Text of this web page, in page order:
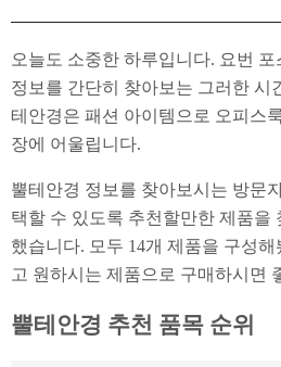
오늘도 소중한 하루입니다. 요번
정보를 간단히 찾아보는 그러한 시
테안경은 패션 아이템으로 오피스
장에 어울립니다.
뿔테안경 정보를 찾아보시는 방문
택할 수 있도록 추천할만한 제품을
했습니다. 모두 14개 제품을 구성
고 원하시는 제품으로 구매하시면
뿔테안경 추천 품목 순위